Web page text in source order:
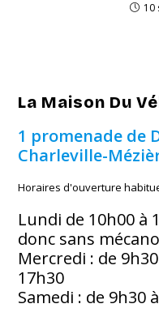
10
La Maison Du
1 promenade de
Charleville-
Horaires d'ouverture
Lundi de 10h00 à
donc sans
Mercredi : de
17h30
Samedi : de 9h30